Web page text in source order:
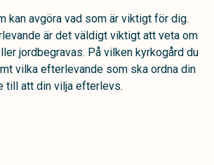
kan avgöra vad som är viktigt för dig.
är det väldigt viktigt att veta om
jordbegravas. På vilken kyrkogård du
vilka efterlevande som ska ordna din
till att din vilja efterlevs.